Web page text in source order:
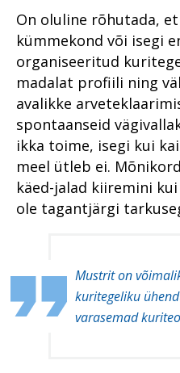
On oluline rõhutada,
kümmekond või isegi
organiseeritud
madalat profiili ning
avalikke
spontaanseid
ikka toime, isegi kui
meel ütleb ei.
käed-jalad kiiremini
ole tagantjärgi
Mustrit on
kuritegeliku
varasemad